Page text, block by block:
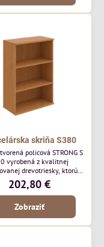
skriňa S380
policová STRONG S
vyrobená z kvalitnej
drevotriesky, ktorú
v 8 farebných odtieňoch.
doska a dno majú hrúbku
na prednej strane je 2mm
ABS hrana.
202,80 €
Zobraziť